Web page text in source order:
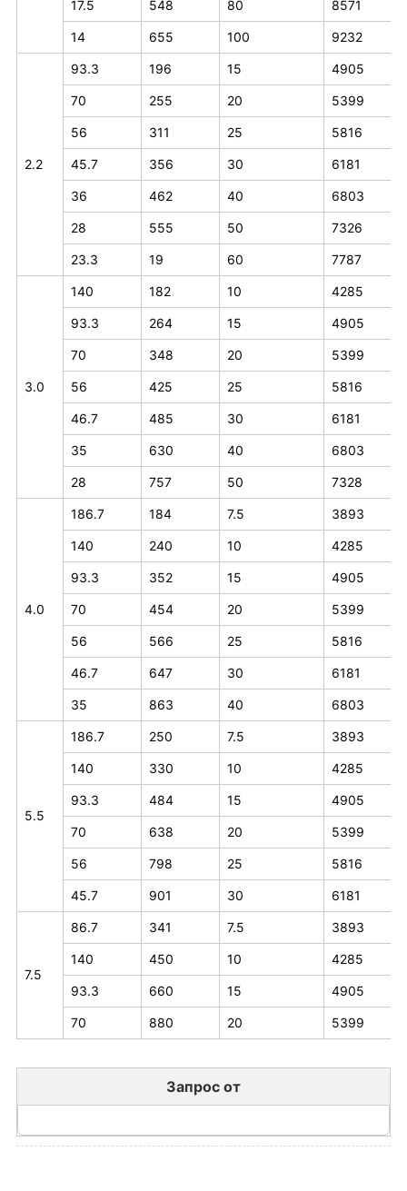
17.5 548 80 8571
14 655 100 9232
2.2
93.3 196 15 4905
70 255 20 5399
56 311 25 5816
45.7 356 30 6181
36 462 40 6803
28 555 50 7326
23.3 19 60 7787
3.0
140 182 10 4285
93.3 264 15 4905
70 348 20 5399
56 425 25 5816
46.7 485 30 6181
35 630 40 6803
28 757 50 7328
4.0
186.7 184 7.5 3893
140 240 10 4285
93.3 352 15 4905
70 454 20 5399
56 566 25 5816
46.7 647 30 6181
35 863 40 6803
5.5
186.7 250 7.5 3893
140 330 10 4285
93.3 484 15 4905
70 638 20 5399
56 798 25 5816
45.7 901 30 6181
7.5
86.7 341 7.5 3893
140 450 10 4285
93.3 660 15 4905
70 880 20 5399
Запрос от